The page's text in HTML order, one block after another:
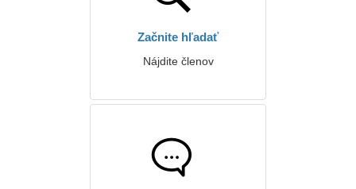
Začnite hľadať
Nájdite členov